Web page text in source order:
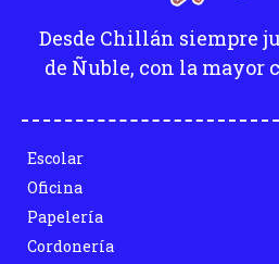
Desde Chillán siempre
de Ñuble, con la mayor
Escolar
Oficina
Papelería
Cordonería